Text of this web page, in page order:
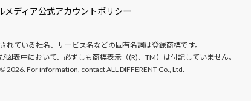
メディア公式アカウントポリシー
れている社名、サービス名などの固有名詞は登録商標です。
図表中において、 必ずしも商標表示（(R)、TM）は付記していません。
©2026. For information, contact ALL DIFFERENT Co., Ltd.